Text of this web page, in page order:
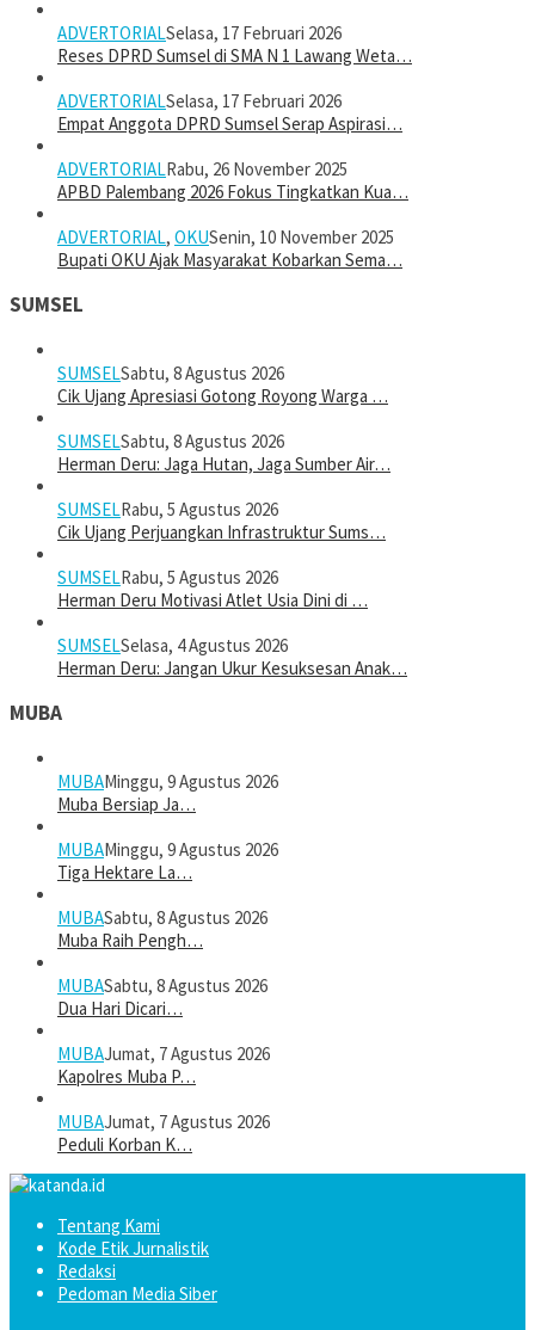
ADVERTORIALSelasa, 17 Februari 2026
Reses DPRD Sumsel di SMA N 1 Lawang Weta…
ADVERTORIALSelasa, 17 Februari 2026
Empat Anggota DPRD Sumsel Serap Aspirasi…
ADVERTORIALRabu, 26 November 2025
APBD Palembang 2026 Fokus Tingkatkan Kua…
ADVERTORIAL, OKUSenin, 10 November 2025
Bupati OKU Ajak Masyarakat Kobarkan Sema…
SUMSEL
SUMSELSabtu, 8 Agustus 2026
Cik Ujang Apresiasi Gotong Royong Warga …
SUMSELSabtu, 8 Agustus 2026
Herman Deru: Jaga Hutan, Jaga Sumber Air…
SUMSELRabu, 5 Agustus 2026
Cik Ujang Perjuangkan Infrastruktur Sums…
SUMSELRabu, 5 Agustus 2026
Herman Deru Motivasi Atlet Usia Dini di …
SUMSELSelasa, 4 Agustus 2026
Herman Deru: Jangan Ukur Kesuksesan Anak…
MUBA
MUBAMinggu, 9 Agustus 2026
Muba Bersiap Ja…
MUBAMinggu, 9 Agustus 2026
Tiga Hektare La…
MUBASabtu, 8 Agustus 2026
Muba Raih Pengh…
MUBASabtu, 8 Agustus 2026
Dua Hari Dicari…
MUBAJumat, 7 Agustus 2026
Kapolres Muba P…
MUBAJumat, 7 Agustus 2026
Peduli Korban K…
Tentang Kami
Kode Etik Jurnalistik
Redaksi
Pedoman Media Siber